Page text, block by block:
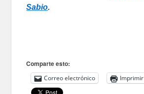
Sabio.
Comparte esto:
Correo electrónico Imprimir